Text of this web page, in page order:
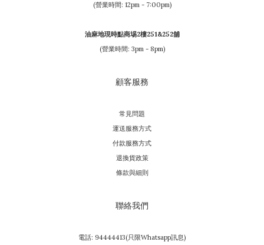
(營業時間: 12pm - 7:00pm)
油麻地現時點商埸2樓251&252舖
(營業時間: 3pm - 8pm)
顧客服務
常見問題
運送服務方式
付款服務方式
退換貨政策
條款與細則
聯絡我們
電話: 94444413(只限Whatsapp訊息)